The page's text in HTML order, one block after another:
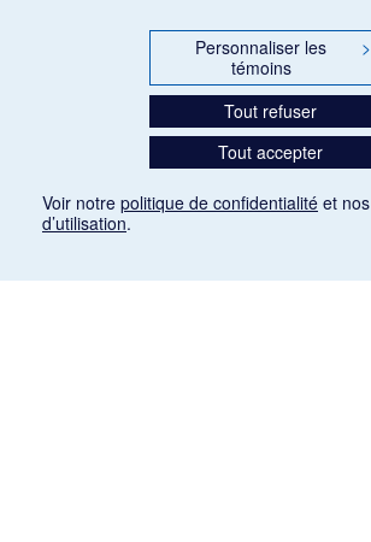
Personnaliser les
témoins
>
Tout refuser
Tout accepter
Voir notre politique de confidentialité et nos
d’utilisation.